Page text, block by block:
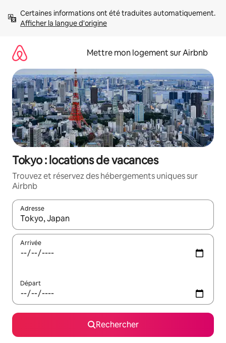
directement
Afficher la langue d'origine
Mettre mon logement sur Airbnb
Tokyo : locations de vacances
Trouvez et réservez des hébergements uniques sur
Airbnb
Adresse
Lorsque les résultats s'affichent, utilisez les flèches vers le
Arrivée
Départ
Rechercher